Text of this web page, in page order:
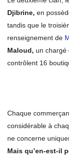
Djibrine, en
tandis que le
renseignement de
Maloud, un chargé
contrôlent 16
Chaque
considérable à
ne concerne
Mais qu’en-est-il